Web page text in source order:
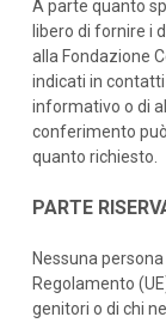
A parte quanto
libero di fornire i
alla Fondazione
indicati in
informativo o di
conferimento
quanto richiesto.
PARTE
Nessuna
Regolamento
genitori o di chi